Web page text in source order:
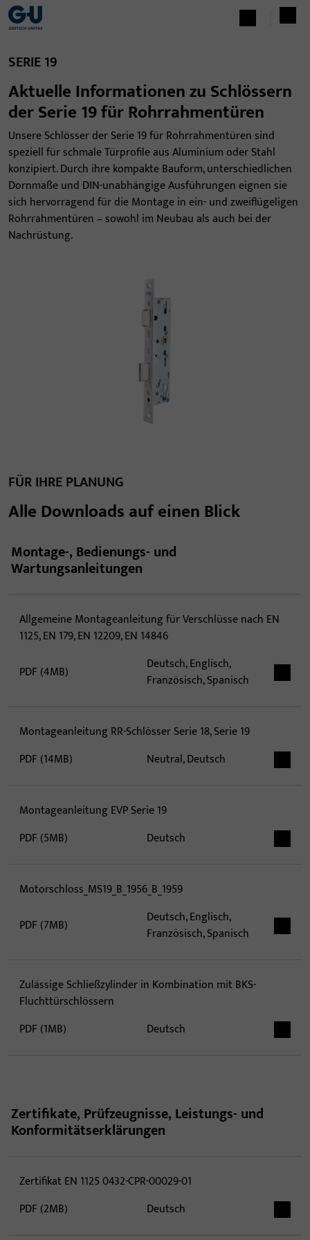
SERIE 19
Aktuelle Informationen zu Schlössern
der Serie 19 für Rohrrahmentüren
Unsere Schlösser der Serie 19 für Rohrrahmentüren sind
speziell für schmale Türprofile aus Aluminium oder Stahl
konzipiert. Durch ihre kompakte Bauform, unterschiedlichen
Dornmaße und DIN-unabhängige Ausführungen eignen sie
sich hervorragend für die Montage in ein- und zweiflügeligen
Rohrrahmentüren – sowohl im Neubau als auch bei der
Nachrüstung.
FÜR IHRE PLANUNG
Alle Downloads auf einen Blick
Montage-, Bedienungs- und
Wartungsanleitungen
Allgemeine Montageanleitung für Verschlüsse nach EN
1125, EN 179, EN 12209, EN 14846
PDF (4MB)
Deutsch, Englisch,
Französisch, Spanisch
Montageanleitung RR-Schlösser Serie 18, Serie 19
PDF (14MB)
Neutral, Deutsch
Montageanleitung EVP Serie 19
PDF (5MB)
Deutsch
Motorschloss_MS19_B_1956_B_1959
PDF (7MB)
Deutsch, Englisch,
Französisch, Spanisch
Zulässige Schließzylinder in Kombination mit BKS-
Fluchttürschlössern
PDF (1MB)
Deutsch
Zertifikate, Prüfzeugnisse, Leistungs- und
Konformitätserklärungen
Zertifikat EN 1125 0432-CPR-00029-01
PDF (2MB)
Deutsch